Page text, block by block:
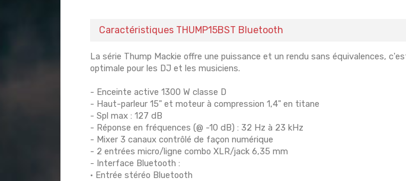
Caractéristiques THUMP15BST Bluetooth
La série Thump Mackie offre une puissance et un rendu sans équivalences,
optimale pour les DJ et les musiciens.
- Enceinte active 1300 W classe D
- Haut-parleur 15" et moteur à compression 1,4" en titane
- Spl max : 127 dB
- Réponse en fréquences (@ -10 dB) : 32 Hz à 23 kHz
- Mixer 3 canaux contrôlé de façon numérique
- 2 entrées micro/ligne combo XLR/jack 6,35 mm
- Interface Bluetooth :
• Entrée stéréo Bluetooth